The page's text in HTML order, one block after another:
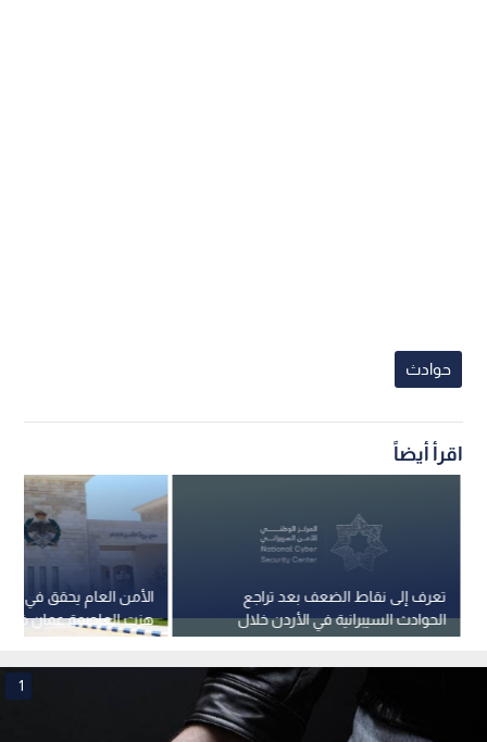
حوادث
اقرأ أيضاً
هزت العاصمة عمان
تعرف إلى نقاط الضعف بعد تراجع
الحوادث السيبرانية في الأردن خلال
الربع الأول من العام
1